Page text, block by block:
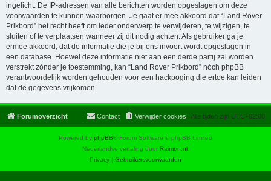
ingelicht. De IP-adressen van alle berichten worden opgeslagen om deze
voorwaarden te kunnen waarborgen. Je gaat er mee akkoord dat “Land Rover
Prikbord” het recht heeft om ieder onderwerp te verwijderen, te wijzigen, te
sluiten of te verplaatsen wanneer zij dit nodig achten. Als gebruiker ga je
ermee akkoord, dat de informatie die je bij ons invoert wordt opgeslagen in
een database. Hoewel deze informatie niet aan een derde partij zal worden
verstrekt zónder je toestemming, kan “Land Rover Prikbord” nóch phpBB
verantwoordelijk worden gehouden voor een hackpoging die ertoe kan leiden
dat de gegevens vrijkomen.
Forumoverzicht Alle tijden zijn UTC+02:00
Verwijder cookies
Contact
Powered by phpBB® Forum Software © phpBB Limited
Nederlandse vertaling door Raimon.nl.
Privacy | Gebruikersvoorwaarden